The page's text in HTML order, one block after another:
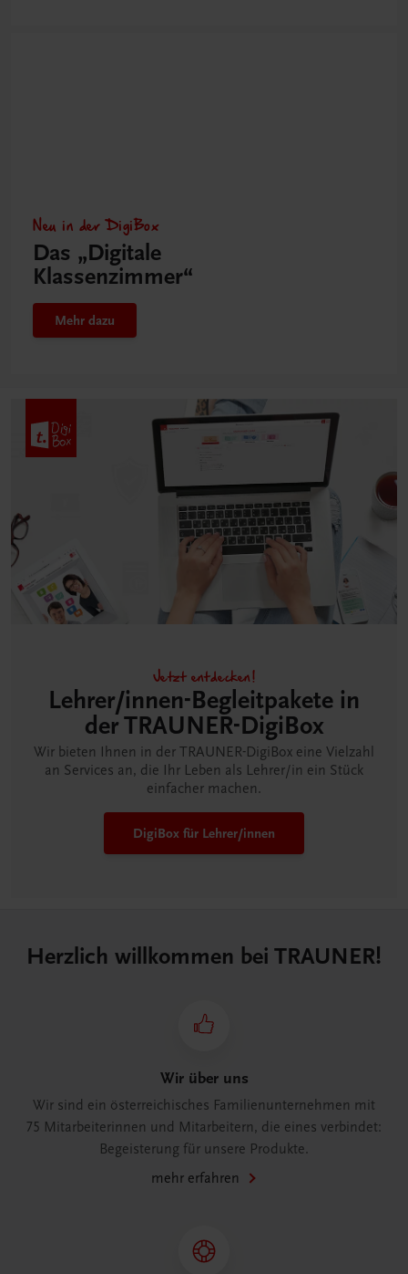
Neu in der DigiBox
Das „Digitale
Klassenzimmer“
Mehr dazu
Jetzt entdecken!
Lehrer/innen-Begleitpakete in
der TRAUNER-DigiBox
Wir bieten Ihnen in der TRAUNER-DigiBox eine Vielzahl
an Services an, die Ihr Leben als Lehrer/in ein Stück
einfacher machen.
DigiBox für Lehrer/innen
Herzlich willkommen bei TRAUNER!
Wir über uns
Wir sind ein österreichisches Familienunternehmen mit
75 Mitarbeiterinnen und Mitarbeitern, die eines verbindet:
Begeisterung für unsere Produkte.
mehr erfahren